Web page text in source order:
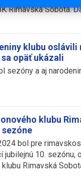
Rimavská Sobota.
klubu
opäť ukázali
sezóny a aj
klubu
bol pre
jubilejnú 10. sezónu,
Rimavská